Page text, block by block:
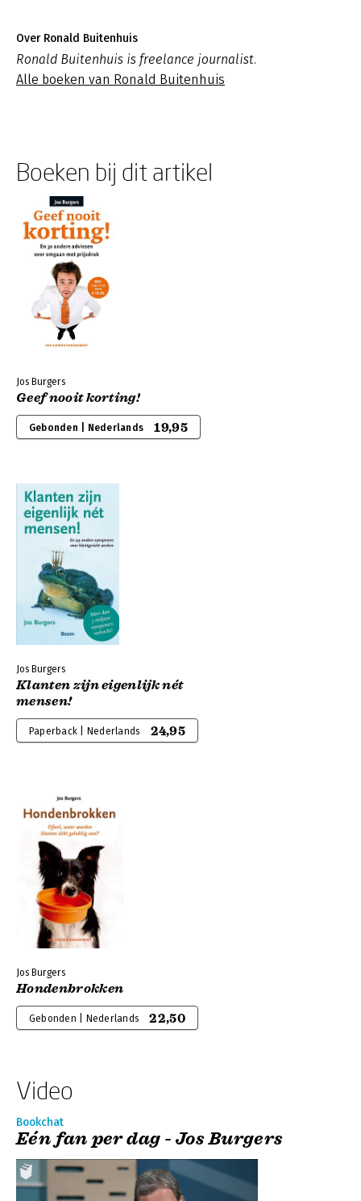
Over Ronald Buitenhuis
Ronald Buitenhuis is freelance journalist.
Alle boeken van Ronald Buitenhuis
Boeken bij dit artikel
Jos Burgers
Geef nooit korting!
Gebonden | Nederlands 19,95
Jos Burgers
Klanten zijn eigenlijk nét
mensen!
Paperback | Nederlands 24,95
Jos Burgers
Hondenbrokken
Gebonden | Nederlands 22,50
Video
Bookchat
Eén fan per dag - Jos Burgers